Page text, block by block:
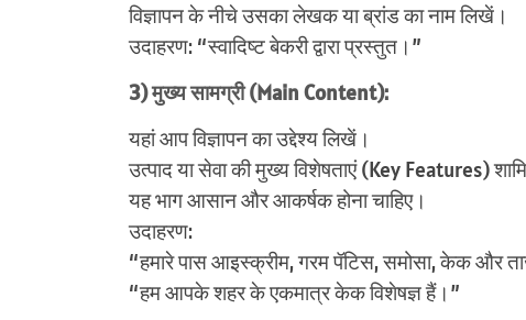
विज्ञापन के नीचे उसका लेखक या ब्रांड का नाम लिखें।
उदाहरण: “स्वादिष्ट बेकरी द्वारा प्रस्तुत।”
3) मुख्य सामग्री (Main Content):
यहां आप विज्ञापन का उद्देश्य लिखें।
उत्पाद या सेवा की मुख्य विशेषताएं (Key Features)
यह भाग आसान और आकर्षक होना चाहिए।
उदाहरण:
“हमारे पास आइस्क्रीम, गरम पॅटिस, समोसा, केक और
“हम आपके शहर के एकमात्र केक विशेषज्ञ हैं।”